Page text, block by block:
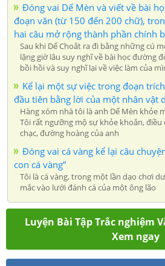
Đóng vai Dế Mèn và viết về bài
đoạn văn (từ 150 đến 200 chữ),
hai câu mở rộng thành phần chính
Sau khi Dế Choắt ra đi bằng những cú
lặng giờ lâu suy nghĩ về bài học đường
bồi hồi và suy nghĩ lại về việc làm của
Kể lại một sự việc trong đoạn
đầu tiên bằng lời của một nhân vật
Hàng xóm nhà tôi là anh Dế Mèn khỏe
Tôi rất ngưỡng mộ sự khỏe khoắn,
chạc, đường hoàng của anh
Đóng vai cá vàng kể lại câu
con cá vàng”
Tôi là cá vàng, trong một lần dạo chơi
mắc vào lưới đánh cá của một ông lão
Luyện Bài Tập Trắc nghiệm
Xem ngay